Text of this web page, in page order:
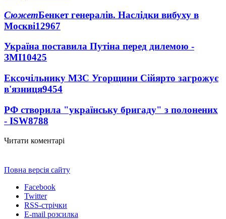
СюжетБенкет генералів. Наслідки вибуху в
Москві12967
Україна поставила Путіна перед дилемою -
ЗМІ10425
Ексочільнику МЗС Угорщини Сійярто загрожує
в'язниця9454
РФ створила "українську бригаду" з полонених
- ISW8788
Читати коментарі
Повна версія сайту
Facebook
Twitter
RSS-стрічки
E-mail розсилка